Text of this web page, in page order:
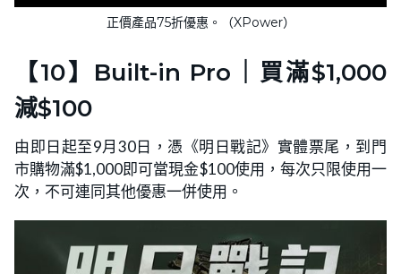
正價產品75折優惠。（XPower）
【10】Built-in Pro｜買滿$1,000
減$100
由即日起至9月30日，憑《明日戰記》實體票尾，到門
市購物滿$1,000即可當現金$100使用，每次只限使用一
次，不可連同其他優惠一併使用。